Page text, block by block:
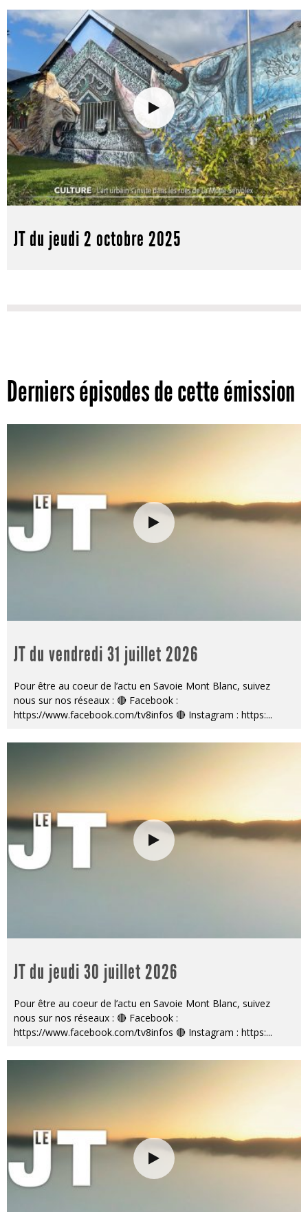
JT du jeudi 2 octobre 2025
Derniers épisodes de cette émission
JT du vendredi 31 juillet 2026
Pour être au coeur de l’actu en Savoie Mont Blanc, suivez
nous sur nos réseaux : 🔴 Facebook :
https://www.facebook.com/tv8infos 🔴 Instagram : https:...
JT du jeudi 30 juillet 2026
Pour être au coeur de l’actu en Savoie Mont Blanc, suivez
nous sur nos réseaux : 🔴 Facebook :
https://www.facebook.com/tv8infos 🔴 Instagram : https:...